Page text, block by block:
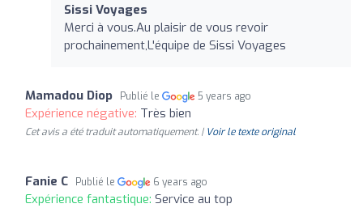
Sissi Voyages
Merci à vous.Au plaisir de vous revoir
prochainement,L'équipe de Sissi Voyages
Mamadou Diop Publié le 5 years ago
Expérience négative: Très bien
Cet avis a été traduit automatiquement. | Voir le texte original
Fanie C Publié le 6 years ago
Expérience fantastique: Service au top